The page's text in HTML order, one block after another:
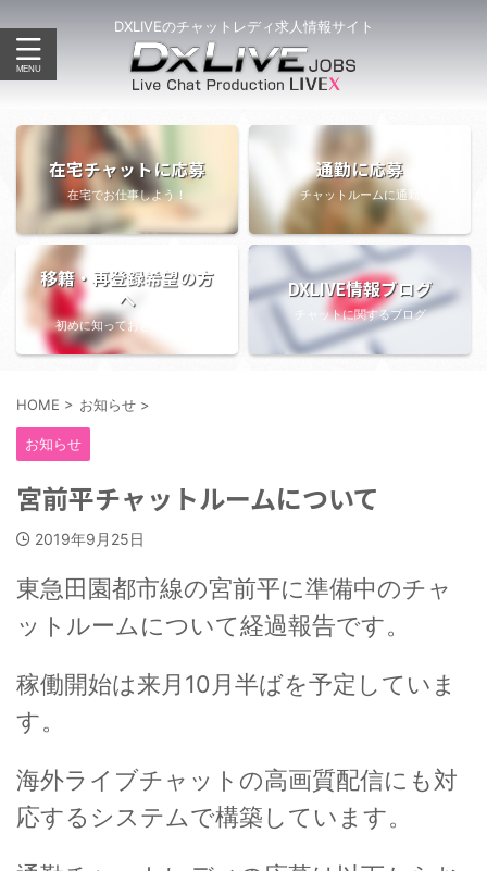
DXLIVEのチャットレディ求人情報サイト
在宅チャットに応募
在宅でお仕事しよう！
通勤に応募
チャットルームに通勤
移籍・再登録希望の方
へ
初めに知っておきたい情報
DXLIVE情報ブログ
チャットに関するブログ
HOME > お知らせ >
お知らせ
宮前平チャットルームについて
2019年9月25日
東急田園都市線の宮前平に準備中のチャ
ットルームについて経過報告です。
稼働開始は来月10月半ばを予定していま
す。
海外ライブチャットの高画質配信にも対
応するシステムで構築しています。